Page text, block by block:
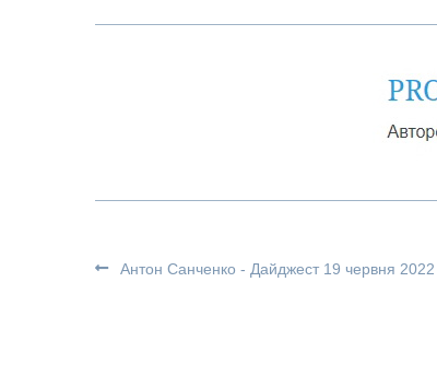
Антон Санченко - Дайджест 19 червня 2022